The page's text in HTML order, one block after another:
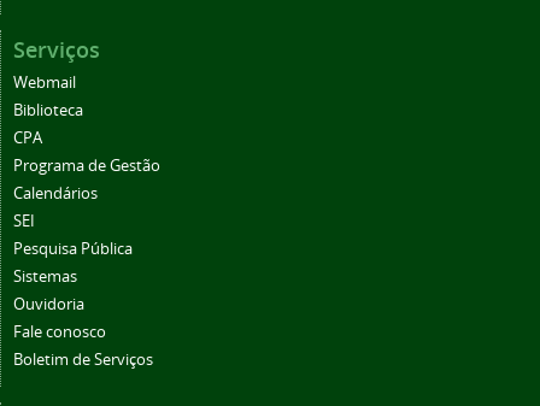
Serviços
Webmail
Biblioteca
CPA
Programa de Gestão
Calendários
SEI
Pesquisa Pública
Sistemas
Ouvidoria
Fale conosco
Boletim de Serviços